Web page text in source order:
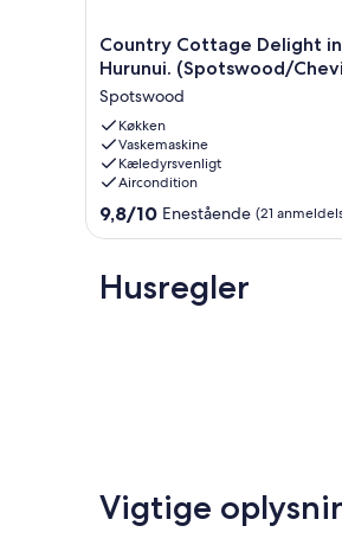
Country
Cottage
in
the
Hurunui.
(Spotswood/Cheviot)
Spotswood
Country Cottage Delight
Hurunui. (Spotswood/
Spotswood
Køkken
Vaskemaskine
Kæledyrsvenligt
Aircondition
9.8
ud
10,
Enestående,
9,8/10 Enestående (21
Husregler
Vigtige